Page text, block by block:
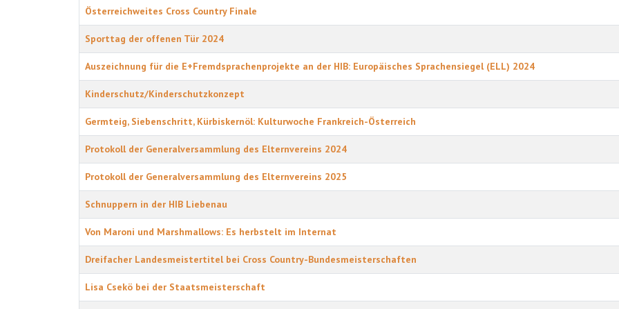
Österreichweites Cross Country Finale
Sporttag der offenen Tür 2024
Auszeichnung für die E+Fremdsprachenprojekte an der HIB: Europäisches Sprachensiegel (ELL) 2024
Kinderschutz/Kinderschutzkonzept
Germteig, Siebenschritt, Kürbiskernöl: Kulturwoche Frankreich-Österreich
Protokoll der Generalversammlung des Elternvereins 2024
Protokoll der Generalversammlung des Elternvereins 2025
Schnuppern in der HIB Liebenau
Von Maroni und Marshmallows: Es herbstelt im Internat
Dreifacher Landesmeistertitel bei Cross Country-Bundesmeisterschaften
Lisa Csekö bei der Staatsmeisterschaft